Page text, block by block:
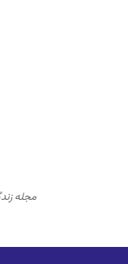
مجله